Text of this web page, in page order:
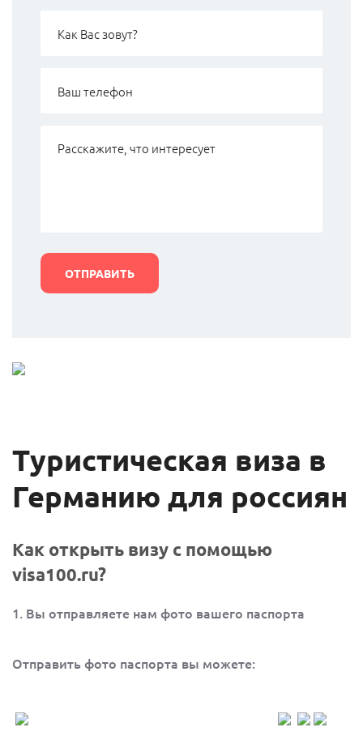
Туристическая виза в
Германию для россиян
Как открыть визу с помощью
visa100.ru?
1. Вы отправляете нам фото вашего паспорта
Отправить фото паспорта вы можете: